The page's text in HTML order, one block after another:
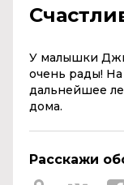
У малышки
очень рады!
дальнейшее
дома.
Расскажи